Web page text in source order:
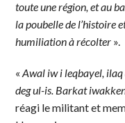
toute une région, et au
la poubelle de l’histoire
humiliation à récolter ».
«Awal iw i leqbayel,
deg ul-is. Barkat
réagi le militant et